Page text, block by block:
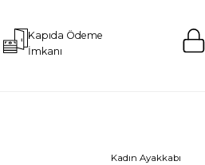
Kapıda Ödeme
İmkanı
Kadın Ayakkabı